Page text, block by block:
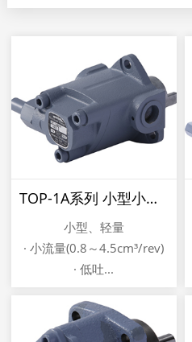
TOP-1A系列 小型小流量NOP油泵 泵单体
小型、轻量
· 小流量(0.8～4.5cm³/rev)
· 低吐...